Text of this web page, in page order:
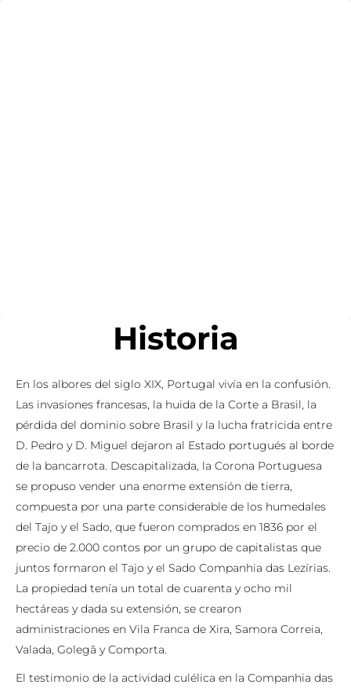
Historia
En los albores del siglo XIX, Portugal vivía en la confusión.
Las invasiones francesas, la huida de la Corte a Brasil, la
pérdida del dominio sobre Brasil y la lucha fratricida entre
D. Pedro y D. Miguel dejaron al Estado portugués al borde
de la bancarrota. Descapitalizada, la Corona Portuguesa
se propuso vender una enorme extensión de tierra,
compuesta por una parte considerable de los humedales
del Tajo y el Sado, que fueron comprados en 1836 por el
precio de 2.000 contos por un grupo de capitalistas que
juntos formaron el Tajo y el Sado Companhia das Lezírias.
La propiedad tenía un total de cuarenta y ocho mil
hectáreas y dada su extensión, se crearon
administraciones en Vila Franca de Xira, Samora Correia,
Valada, Golegã y Comporta.
El testimonio de la actividad culélica en la Companhia das